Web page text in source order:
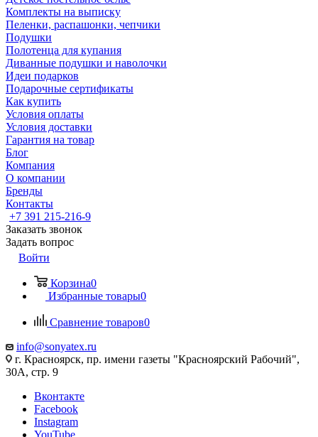
Комплекты на выписку
Пеленки, распашонки, чепчики
Подушки
Полотенца для купания
Диванные подушки и наволочки
Идеи подарков
Подарочные сертификаты
Как купить
Условия оплаты
Условия доставки
Гарантия на товар
Блог
Компания
О компании
Бренды
Контакты
+7 391 215-216-9
Заказать звонок
Задать вопрос
Войти
Корзина0
Избранные товары0
Сравнение товаров0
info@sonyatex.ru
г. Красноярск, пр. имени газеты "Красноярский Рабочий",
30А, стр. 9
Вконтакте
Facebook
Instagram
YouTube